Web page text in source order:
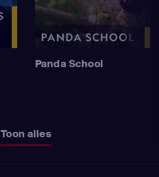
Panda School
Toon alles